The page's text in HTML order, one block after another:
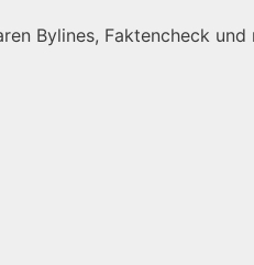
Bylines, Faktencheck und